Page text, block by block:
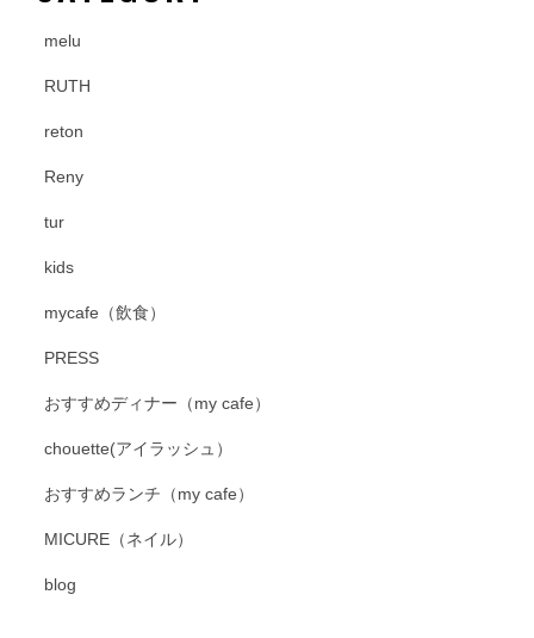
melu
RUTH
reton
Reny
tur
kids
mycafe（飲食）
PRESS
おすすめディナー（my cafe）
chouette(アイラッシュ）
おすすめランチ（my cafe）
MICURE（ネイル）
blog